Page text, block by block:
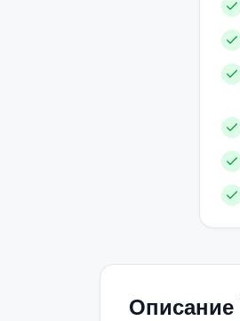
Описание